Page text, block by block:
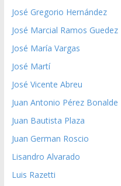
José Gregorio Hernández
José Marcial Ramos Guedez
José María Vargas
José Martí
José Vicente Abreu
Juan Antonio Pérez Bonalde
Juan Bautista Plaza
Juan German Roscio
Lisandro Alvarado
Luis Razetti